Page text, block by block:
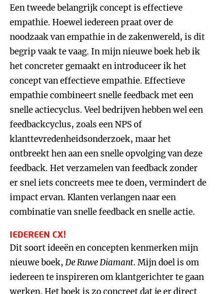
Een tweede belangrijk concept is effectieve
empathie. Hoewel iedereen praat over de
noodzaak van empathie in de zakenwereld, is dit
begrip vaak te vaag. In mijn nieuwe boek heb ik
het concreter gemaakt en introduceer ik het
concept van effectieve empathie. Effectieve
empathie combineert snelle feedback met een
snelle actiecyclus. Veel bedrijven hebben wel een
feedbackcyclus, zoals een NPS of
klanttevredenheidsonderzoek, maar het
ontbreekt hen aan een snelle opvolging van deze
feedback. Het verzamelen van feedback zonder
er snel iets concreets mee te doen, vermindert de
impact ervan. Klanten verlangen naar een
combinatie van snelle feedback en snelle actie.
IEDEREEN CX!
Dit soort ideeën en concepten kenmerken mijn
nieuwe boek, De Ruwe Diamant. Mijn doel is om
iedereen te inspireren om klantgerichter te gaan
werken. Het boek is zo concreet dat je er direct